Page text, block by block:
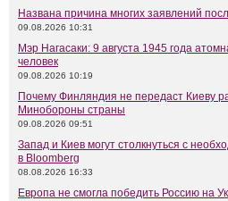
Названа причина многих заявлений
09.08.2026 10:31
Мэр Нагасаки: 9 августа 1945 года
человек
09.08.2026 10:19
Почему Финляндия не передаст Киеву
Минобороны страны
09.08.2026 09:51
Запад и Киев могут столкнуться с
в Bloomberg
08.08.2026 16:33
Европа не смогла победить Россию на